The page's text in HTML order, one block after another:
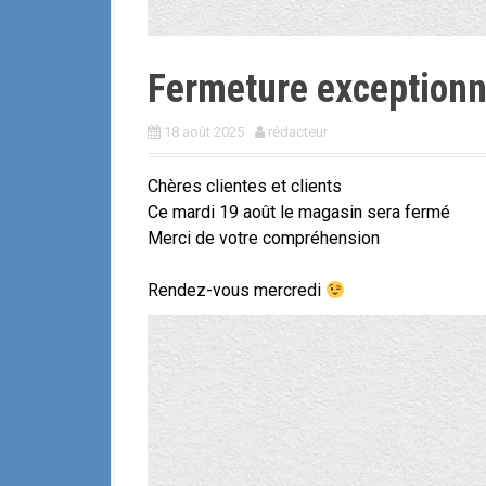
Fermeture
18 août 2025 rédacteur
Chères clientes et clients
Ce mardi 19 août le magasin sera fermé
Merci de votre compréhension
Rendez-vous mercredi